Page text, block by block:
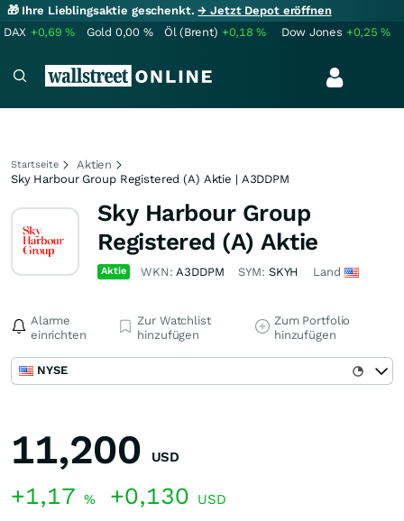
🎁 Ihre Lieblingsaktie geschenkt.→ Jetzt Depot eröffnen
DAX +0,69% Gold 0,00 % Öl (Brent) +0,18% Dow Jones +0,25%
Startseite
Aktien
Sky Harbour Group Registered (A) Aktie | A3DDPM
Sky Harbour Group
Registered (A) Aktie
Aktie WKN:A3DDPM SYM: SKYH Land
Alarme
einrichten
Zur Watchlist
hinzufügen
Zum Portfolio
hinzufügen
NYSE
11,200 USD
+1,17 % +0,130 USD